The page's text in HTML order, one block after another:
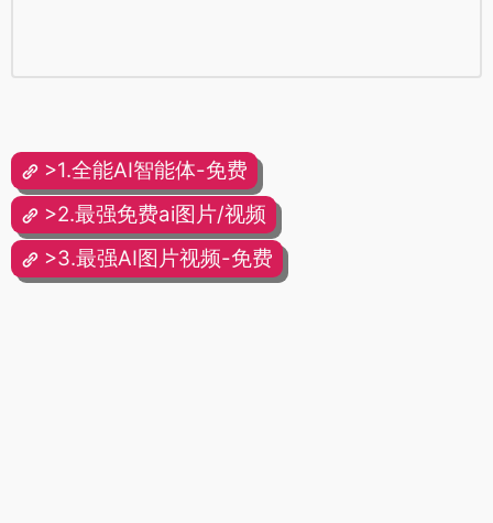
>1.全能AI智能体-免费
>2.最强免费ai图片/视频
>3.最强AI图片视频-免费